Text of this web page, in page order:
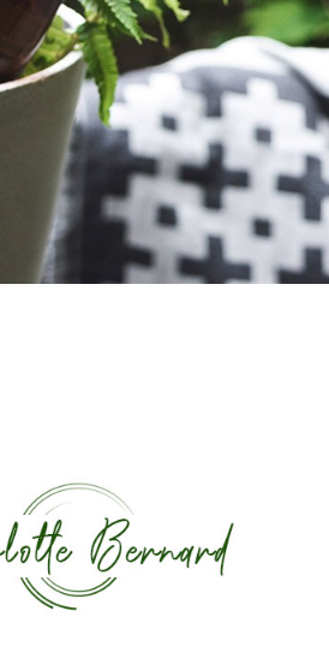
Plant containers